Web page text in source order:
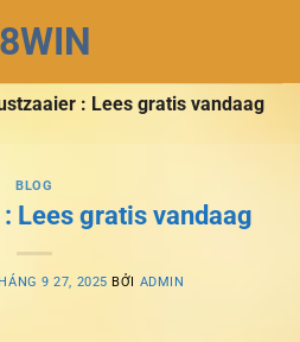
: Lees gratis vandaag
BLOG
Lees gratis vandaag
9 27, 2025 BỞI ADMIN